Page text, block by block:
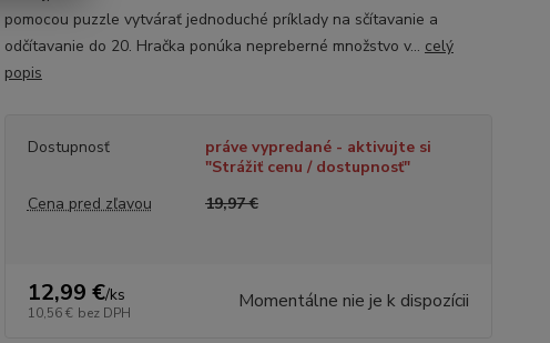
pomocou puzzle vytvárať jednoduché príklady na sčítavanie a
odčítavanie do 20. Hračka ponúka nepreberné množstvo v... celý
popis
Dostupnosť
práve vypredané - aktivujte si
"Strážiť cenu / dostupnosť"
Cena pred zľavou
19,97 €
12,99 €/ks
10,56 € bez DPH Momentálne nie je k dispozícii